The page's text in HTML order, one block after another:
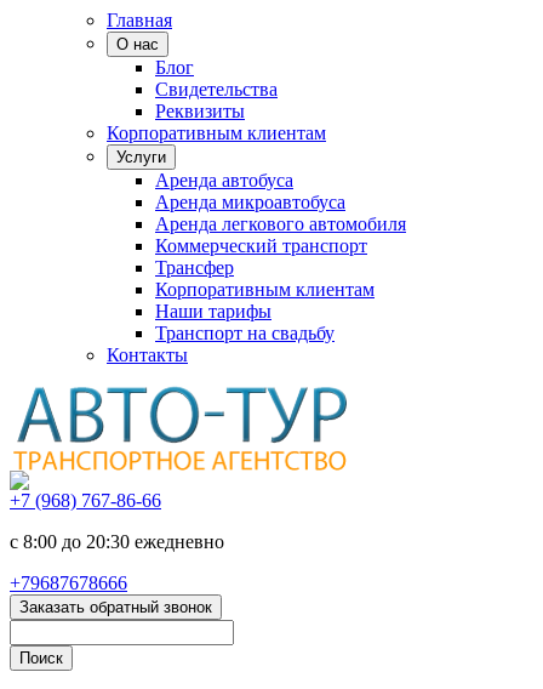
Главная
О нас
Блог
Свидетельства
Реквизиты
Корпоративным клиентам
Услуги
Аренда автобуса
Аренда микроавтобуса
Аренда легкового автомобиля
Коммерческий транспорт
Трансфер
Корпоративным клиентам
Наши тарифы
Транспорт на свадьбу
Контакты
+7 (968) 767-86-66
с 8:00 до 20:30 ежедневно
+79687678666
Заказать обратный звонок